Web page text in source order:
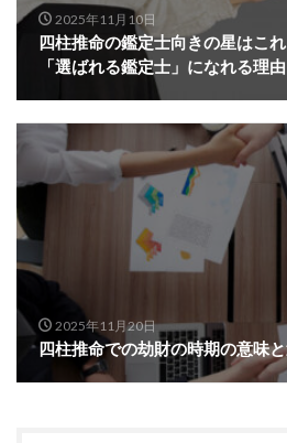
2025年11月10日
四柱推命の鑑定士向きの星はこ
「選ばれる鑑定士」になれる理由
2025年11月20日
四柱推命での劫財の時期の意味